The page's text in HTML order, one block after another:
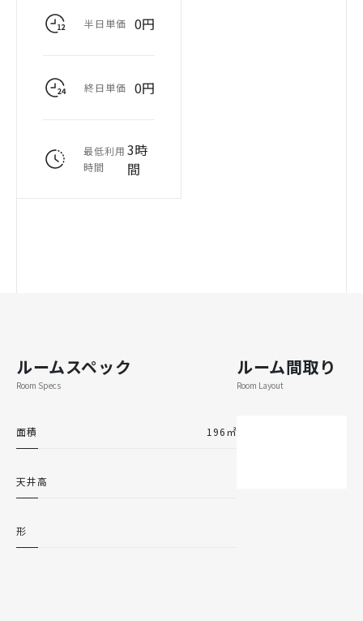
半日単価 0円
終日単価 0円
最低利用
時間
3時
間
ルームスペック
Room Specs
面積 196㎡
天井高
形
ルーム間取り
Room Layout